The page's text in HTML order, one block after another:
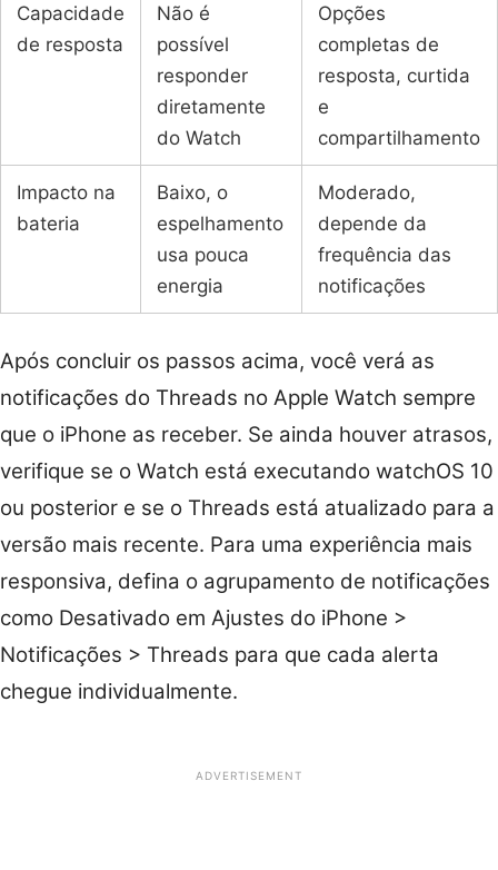
Capacidade
de resposta
Não é
possível
responder
diretamente
do Watch
Opções
completas de
resposta, curtida
e
compartilhamento
Impacto na
bateria
Baixo, o
espelhamento
usa pouca
energia
Moderado,
depende da
frequência das
notificações
Após concluir os passos acima, você verá as
notificações do Threads no Apple Watch sempre
que o iPhone as receber. Se ainda houver atrasos,
verifique se o Watch está executando watchOS 10
ou posterior e se o Threads está atualizado para a
versão mais recente. Para uma experiência mais
responsiva, defina o agrupamento de notificações
como Desativado em Ajustes do iPhone >
Notificações > Threads para que cada alerta
chegue individualmente.
ADVERTISEMENT